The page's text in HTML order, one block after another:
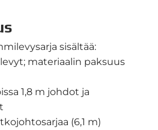
sisältää:
materiaalin paksuus
1,8 m johdot ja
(6,1 m)